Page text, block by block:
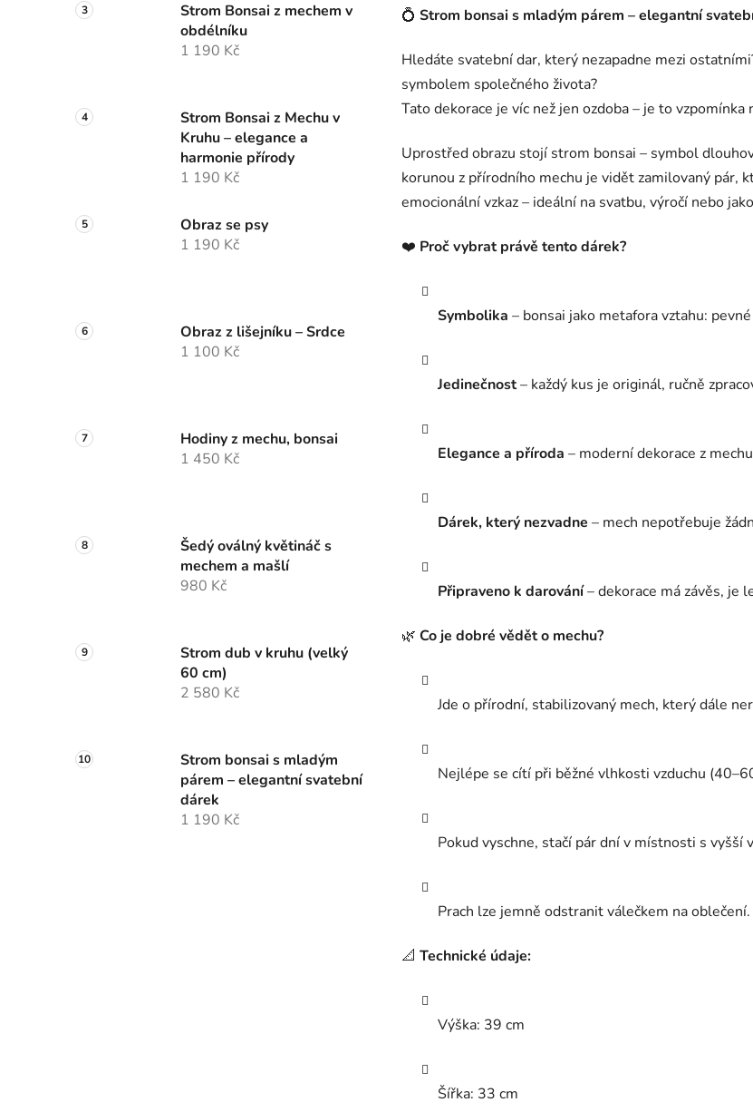
Strom Bonsai z mechem v
obdélníku
1 190 Kč
Strom Bonsai z Mechu v
Kruhu – elegance a
harmonie přírody
1 190 Kč
Obraz se psy
1 190 Kč
Obraz z lišejníku – Srdce
1 100 Kč
Hodiny z mechu, bonsai
1 450 Kč
Šedý oválný květináč s
mechem a mašlí
980 Kč
Strom dub v kruhu (velký
60 cm)
2 580 Kč
Strom bonsai s mladým
párem – elegantní svatební
dárek
1 190 Kč
💍 Strom bonsai s mladým párem – elegantní
Hledáte svatební dar, který nezapadne mezi
symbolem společného života?
Tato dekorace je víc než jen ozdoba – je to
Uprostřed obrazu stojí strom bonsai – symbol
korunou z přírodního mechu je vidět zamilovaný pár,
emocionální vzkaz – ideální na svatbu, výročí nebo
❤️ Proč vybrat právě tento dárek?
Symbolika – bonsai jako metafora vztahu:
Jedinečnost– každý kus je originál, ručně
Elegance a příroda – moderní dekorace z
Dárek, který nezvadne – mech nepotřebuje
Připraveno k darování– dekorace má závěs, je
🌿 Co je dobré vědět o mechu?
Jde o přírodní, stabilizovaný mech, který dále
Nejlépe se cítí při běžné vlhkosti vzduchu
Pokud vyschne, stačí pár dní v místnosti s vyšší
Prach lze jemně odstranit válečkem na oblečení.
📐 Technické údaje:
Výška: 39 cm
Šířka: 33 cm